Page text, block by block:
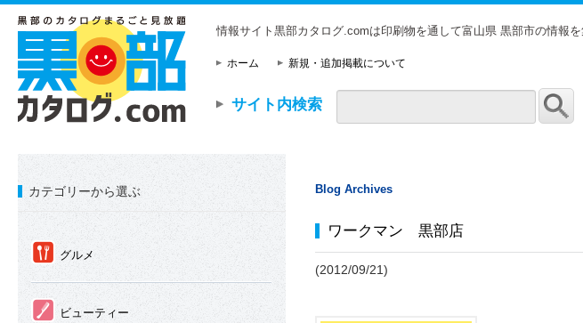
情報サイト黒部カタログ.comは印刷物を通して富山県 黒部市の情報
ホーム 新規・追加掲載について
サイト内検索
カテゴリーから選ぶ
① グルメ
② ビューティー
Blog Archives
ワークマン 黒部店
(2012/09/21)